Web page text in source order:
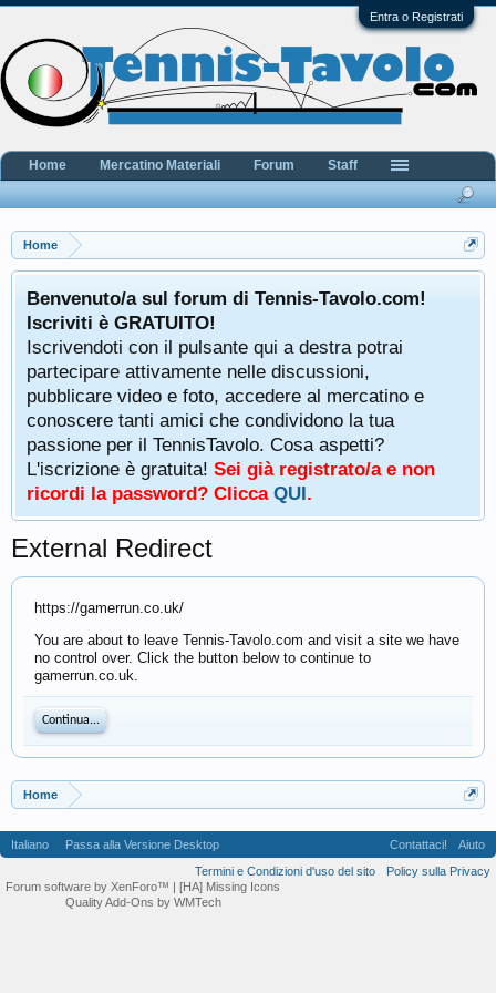
Entra o Registrati
Home
Benvenuto/a sul forum di Tennis-Tavolo.com!
Iscriviti è GRATUITO!
Iscrivendoti con il pulsante qui a destra potrai
partecipare attivamente nelle discussioni,
pubblicare video e foto, accedere al mercatino e
conoscere tanti amici che condividono la tua
passione per il TennisTavolo. Cosa aspetti?
L'iscrizione è gratuita! Sei già registrato/a e non
ricordi la password? Clicca QUI.
External Redirect
https://gamerrun.co.uk/
You are about to leave Tennis-Tavolo.com and visit a site we have
no control over. Click the button below to continue to
gamerrun.co.uk.
Continua...
Home
Home Mercatino Materiali Forum Staff
Italiano Passa alla Versione Desktop Contattaci!
Aiuto
Termini e Condizioni d'uso del sito
Policy sulla Privacy
Forum software by XenForo™ | [HA] Missing Icons
Quality Add-Ons by WMTech